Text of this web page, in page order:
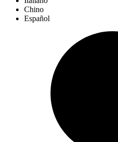
Chino
Español